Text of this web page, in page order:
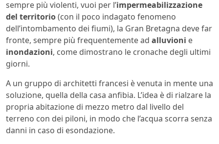
sempre più violenti, vuoi per l’impermeabilizzazione
del territorio(con il poco indagato fenomeno
dell’intombamento dei fiumi), la Gran Bretagna deve far
fronte, sempre più frequentemente ad alluvioni e
inondazioni, come dimostrano le cronache degli ultimi
giorni.
A un gruppo di architetti francesi è venuta in mente una
soluzione, quella della casa anfibia. L’idea è di rialzare la
propria abitazione di mezzo metro dal livello del
terreno con dei piloni, in modo che l’acqua scorra senza
danni in caso di esondazione.